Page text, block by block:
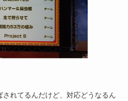
れてるんだけど、対応どうなるん